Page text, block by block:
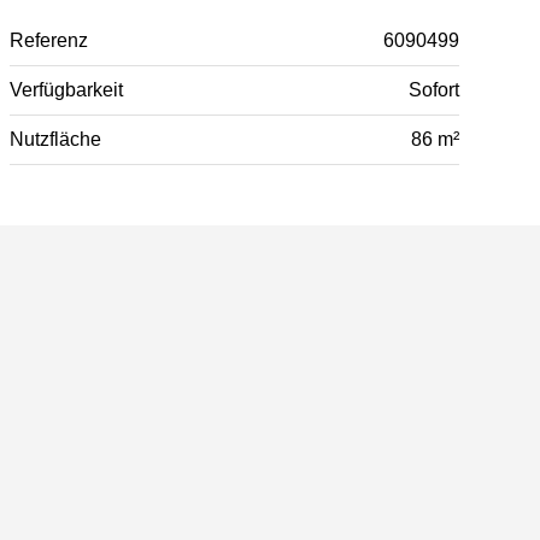
Referenz 6090499
Verfügbarkeit Sofort
Nutzfläche 86 m²